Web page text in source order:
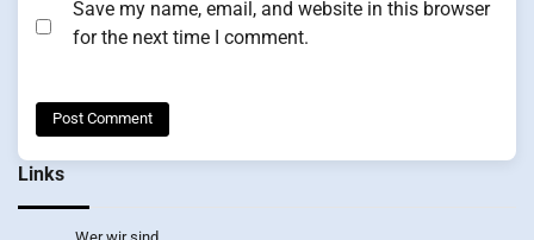
Save my name, email, and website in this browser
for the next time I comment.
Links